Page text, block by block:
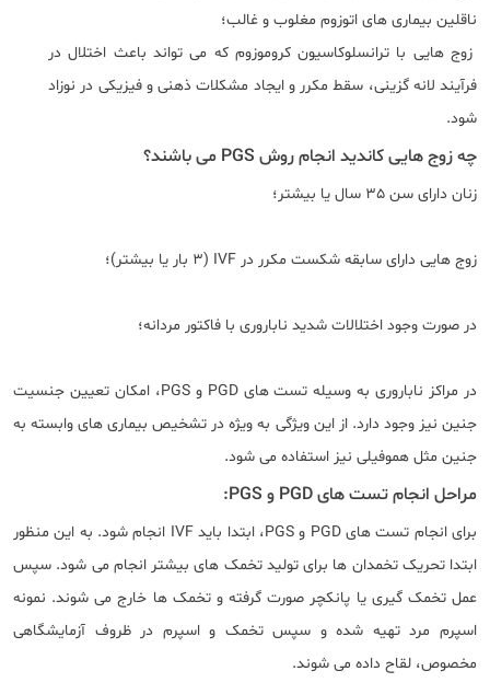
ناقلین بیماری های اتوزوم مغلوب و غالب؛
زوج هایی با ترانسلوکاسیون کروموزوم که می تواند باعث اختلال در
فرآیند لانه گزینی، سقط مکرر و ایجاد مشکلات ذهنی و فیزیکی در نوزاد
شود.
چه زوج هایی کاندید انجام روش PGS می باشند؟
زنان دارای سن 35 سال یا بیشتر؛
زوج هایی دارای سابقه شکست مکرر در IVF (3 بار یا بیشتر)؛
در صورت وجود اختلالات شدید ناباروری با فاکتور مردانه؛
در مراکز ناباروری به وسیله تست های PGD و PGS، امکان تعیین جنسیت
جنین نیز وجود دارد. از این ویژگی به ویژه در تشخیص بیماری های وابسته به
جنین مثل هموفیلی نیز استفاده می شود.
مراحل انجام تست های PGD و PGS:
برای انجام تست های PGD و PGS، ابتدا باید IVF انجام شود. به این منظور
ابتدا تحریک تخمدان ها برای تولید تخمک های بیشتر انجام می شود. سپس
عمل تخمک گیری یا پانکچر صورت گرفته و تخمک ها خارج می شوند. نمونه
اسپرم مرد تهیه شده و سپس تخمک و اسپرم در ظروف آزمایشگاهی
مخصوص، لقاح داده می شوند.